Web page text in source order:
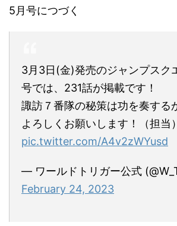
5月号につづく
3月3日(金)発売のジャンプスク
号では、231話が掲載です！
諏訪７番隊の秘策は功を奏する
よろしくお願いします！（担当）
pic.twitter.com/A4v2zWYusd
— ワールドトリガー公式
February 24, 2023